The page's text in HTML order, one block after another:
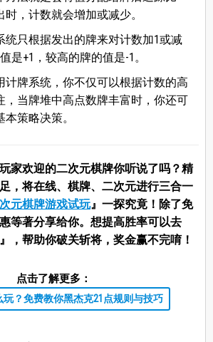
，计数就会增加或减少。
统只根据发出的牌来对计数加1或减
是+1，较高的牌的值是-1。
计牌系统，你不仅可以根据计数的高
，当牌堆中高点数牌丰富时，你还可
策略决策。
家欢迎的二次元棋牌你听说了吗？精
，将在线、棋牌、二次元进行三合一
元棋牌游戏试玩』一探究竟！除了免
等著分享给你。想提高胜率可以去
，帮助你破关斩将，奖金赢不完唷！
点击了解更多：
玩？免费教你黑杰克21点规则与技巧